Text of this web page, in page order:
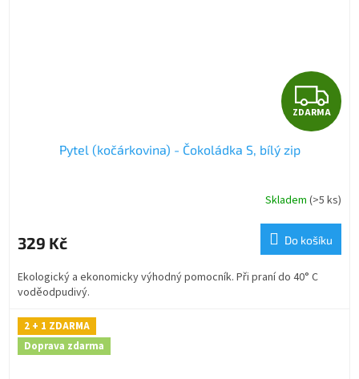
Z
D
R
M
A
ZDARMA
Pytel (kočárkovina) - Čokoládka S, bílý zip
Skladem (>5 ks)
329 Kč Do košíku
Ekologický a ekonomicky výhodný pomocník. Při praní do 40° C
voděodpudivý.
2 + 1 ZDARMA
Doprava zdarma